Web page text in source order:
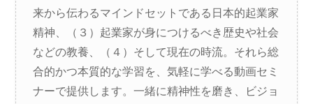
来から伝わるマインドセットである日本的起業家
精神、（３）起業家が身につけるべき歴史や社会
などの教養、（４）そして現在の時流。それら総
合的かつ本質的な学習を、気軽に学べる動画セミ
ナーで提供します。一緒に精神性を磨き、ビジョ